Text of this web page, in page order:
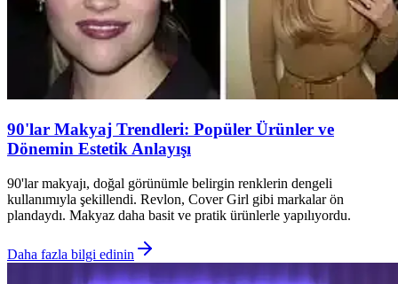
90'lar Makyaj Trendleri: Popüler Ürünler ve
Dönemin Estetik Anlayışı
90'lar makyajı, doğal görünümle belirgin renklerin dengeli
kullanımıyla şekillendi. Revlon, Cover Girl gibi markalar ön
plandaydı. Makyaz daha basit ve pratik ürünlerle yapılıyordu.
Daha fazla bilgi edinin